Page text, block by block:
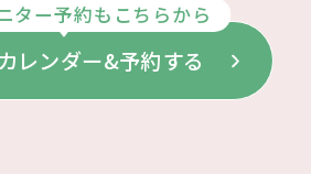
ター予約もこちらから
レンダー&予約する